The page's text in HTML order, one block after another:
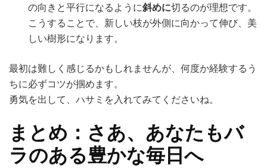
の向きと平行になるように斜めに切るのが理想です。
こうすることで、新しい枝が外側に向かって伸び、美
しい樹形になります。
最初は難しく感じるかもしれませんが、何度か経験するう
ちに必ずコツが掴めます。
勇気を出して、ハサミを入れてみてくださいね。
まとめ：さあ、あなたもバ
ラのある豊かな毎日へ